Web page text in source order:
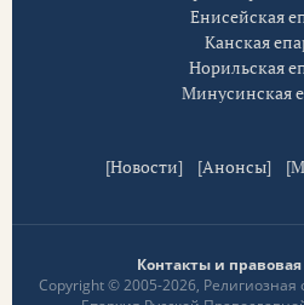
Енисейская
Канская
Норильская
Минусинская
[Новости] [Анонсы] [
Контакты и
Copyright © 2005-2026, Религиозная